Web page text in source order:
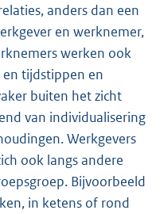
anders dan een
en werknemer,
werken ook
en tijdstippen en
buiten het zicht
van individualisering
Werkgevers
ook langs andere
Bijvoorbeeld
in ketens of rond